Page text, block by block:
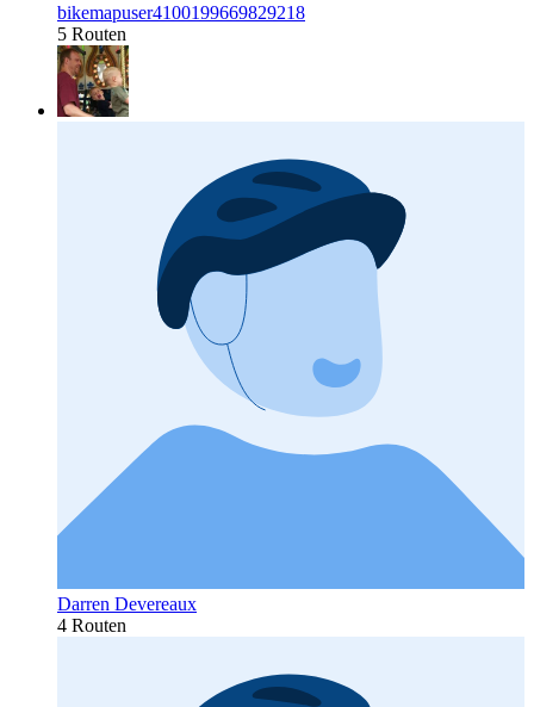
bikemapuser4100199669829218
5 Routen
Darren Devereaux
4 Routen